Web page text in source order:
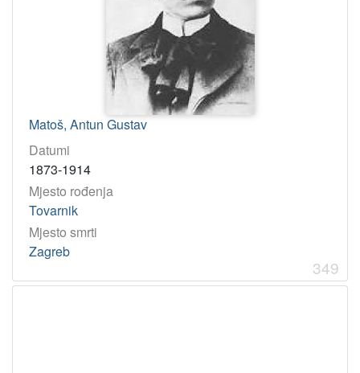
Matoš, Antun Gustav
Datumi
1873-1914
Mjesto rođenja
Tovarnik
Mjesto smrti
Zagreb
349